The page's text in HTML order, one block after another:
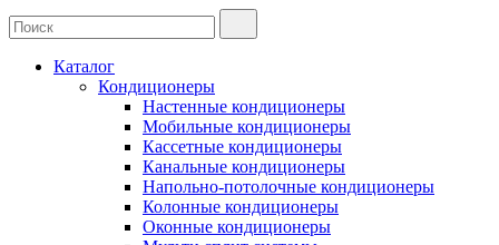
Каталог
Кондиционеры
Настенные кондиционеры
Мобильные кондиционеры
Кассетные кондиционеры
Канальные кондиционеры
Напольно-потолочные кондиционеры
Колонные кондиционеры
Оконные кондиционеры